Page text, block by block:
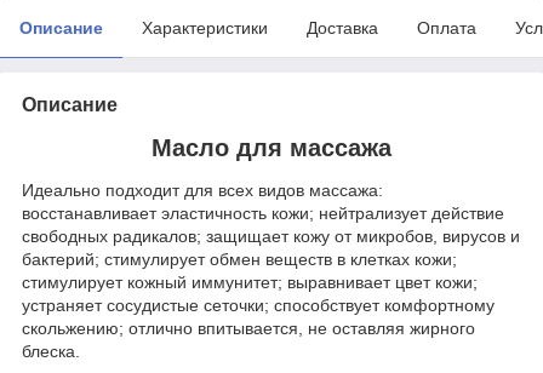
Описание Характеристики Доставка Оплата
Описание
Масло для массажа
Идеально подходит для всех видов массажа:
восстанавливает эластичность кожи; нейтрализует действие
свободных радикалов; защищает кожу от микробов, вирусов и
бактерий; стимулирует обмен веществ в клетках кожи;
стимулирует кожный иммунитет; выравнивает цвет кожи;
устраняет сосудистые сеточки; способствует комфортному
скольжению; отлично впитывается, не оставляя жирного
блеска.